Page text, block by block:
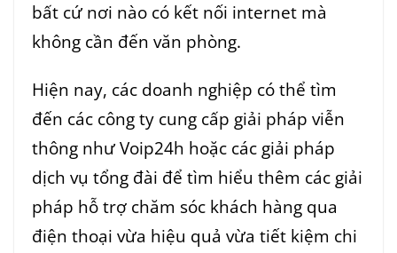
bất cứ nơi nào có kết nối internet mà
không cần đến văn phòng.
Hiện nay, các doanh nghiệp có thể tìm
đến các công ty cung cấp giải pháp viễn
thông như Voip24h hoặc các giải pháp
dịch vụ tổng đài để tìm hiểu thêm các giải
pháp hỗ trợ chăm sóc khách hàng qua
điện thoại vừa hiệu quả vừa tiết kiệm chi